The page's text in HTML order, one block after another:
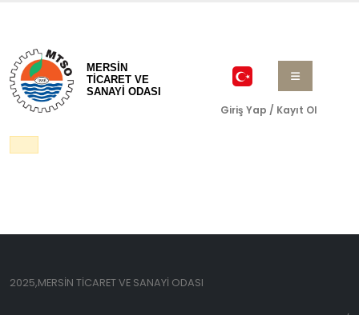
MERSİN
TİCARET VE
SANAYİ ODASI
Giriş Yap / Kayıt Ol
2025,MERSİN TİCARET VE SANAYİ ODASI